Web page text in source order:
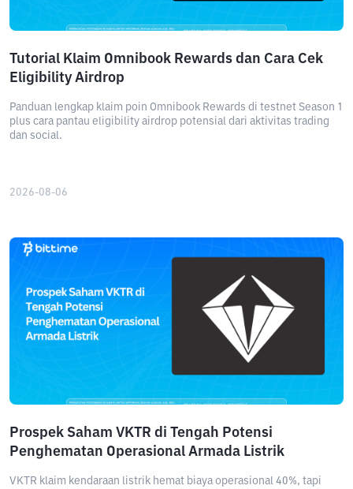
Tutorial Klaim Omnibook Rewards dan Cara Cek
Eligibility Airdrop
Panduan lengkap klaim poin Omnibook Rewards di testnet Season 1
plus cara pantau eligibility airdrop potensial dari aktivitas trading
dan social.
2026-08-06
Prospek Saham VKTR di Tengah Potensi
Penghematan Operasional Armada Listrik
VKTR klaim kendaraan listrik hemat biaya operasional 40%, tapi